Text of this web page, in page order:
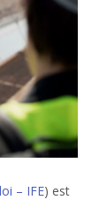
– IFE) est